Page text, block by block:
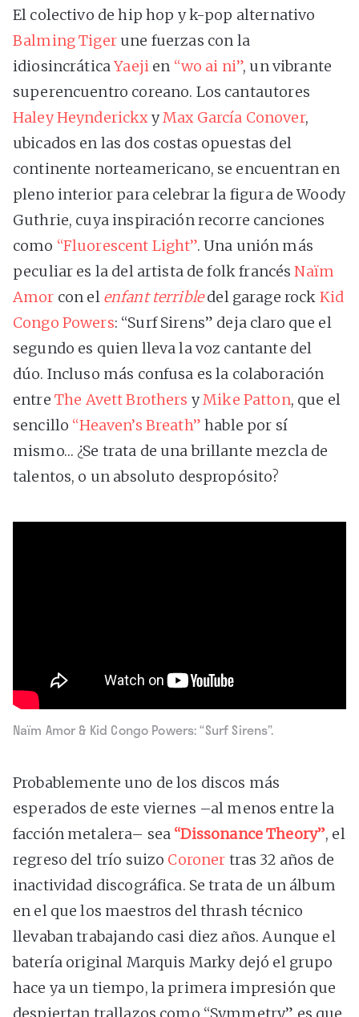
El colectivo de hip hop y k-pop alternativo
Balming Tigerune fuerzas con la
idiosincráticaYaeji en “wo ai ni”, un vibrante
superencuentro coreano. Los cantautores
Haley HeynderickxyMax García Conover,
ubicados en las dos costas opuestas del
continente norteamericano, se encuentran en
pleno interior para celebrar la figura de Woody
Guthrie, cuya inspiración recorre canciones
como “Fluorescent Light”. Una unión más
peculiar es la del artista de folk francésNaïm
Amor con el enfant terrible del garage rock Kid
Congo Powers: “Surf Sirens” deja claro que el
segundo es quien lleva la voz cantante del
dúo. Incluso más confusa es la colaboración
entre The Avett Brothers yMike Patton, que el
sencillo “Heaven’s Breath” hable por sí
mismo… ¿Se trata de una brillante mezcla de
talentos, o un absoluto despropósito?
Naïm Amor & Kid Congo Powers: “Surf Sirens”.
Probablemente uno de los discos más
esperados de este viernes –al menos entre la
facción metalera– sea “Dissonance Theory”, el
regreso del trío suizo Coroner tras 32 años de
inactividad discográfica. Se trata de un álbum
en el que los maestros del thrash técnico
llevaban trabajando casi diez años. Aunque el
batería original Marquis Marky dejó el grupo
hace ya un tiempo, la primera impresión que